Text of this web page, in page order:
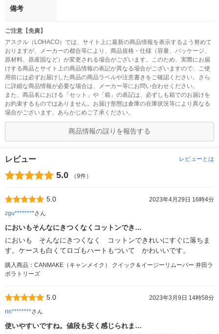
備考
ご注意【免責】
アスクル（LOHACO）では、サイト上に最新の商品情報を表示するよう努めて
おりますが、メーカーの都合等により、商品規格・仕様（容量、パッケージ、
原材料、原産国など）が変更される場合がございます。このため、実際にお届
けする商品とサイト上の商品情報の表記が異なる場合がございますので、ご使
用前には必ずお届けした商品の商品ラベルや注意書きをご確認ください。さら
に詳細な商品情報が必要な場合は、メーカー等にお問い合わせください。
また、商品名における「セット」や「箱」の表記は、必ずしも箱でのお届けを
お約束するものではありません。お届け形態は倉庫の在庫状況等により異なる
場合がございます。あらかじめご了承ください。
商品情報の誤りを報告する
レビュー レビューとは
5.0 （9件）
5.0
2023年4月29日 16時4分
zgu********さん
においもそんなにきつくなくコットンでき…
においも そんなにきつくなく コットンできれいにすぐに落ちま
す。ケースも白くてロゴもハートもついて かわいいです。
購入商品：CANMAKE（キャンメイク） クイック＆イージーリムーバー 井田ラ
ボラトリーズ
5.0
2023年3月9日 14時58分
rin********さん
使いやすいですね。値段も安く感じられま…